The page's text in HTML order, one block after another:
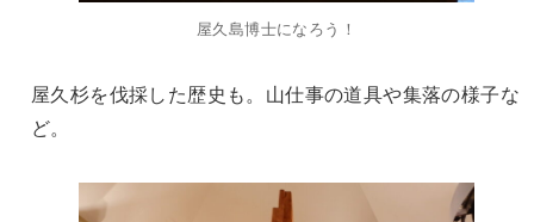
屋久島博士になろう！
屋久杉を伐採した歴史も。山仕事の道具や集落の様子な
ど。